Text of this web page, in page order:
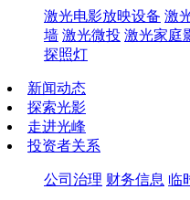
激光电影放映设备 激
墙 激光微投 激光家庭
探照灯
新闻动态
探索光影
走进光峰
投资者关系
公司治理 财务信息 临